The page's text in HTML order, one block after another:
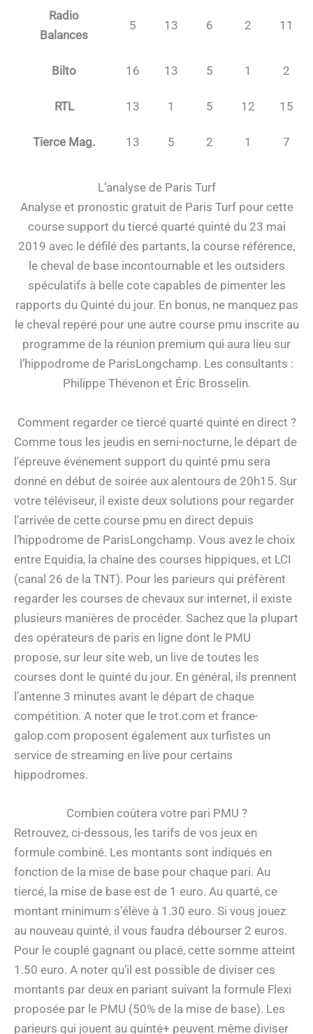
Radio
Balances
5 13 6 2 11
Bilto 16 13 5 1 2
RTL 13 1 5 12 15
Tierce Mag. 13 5 2 1 7
L’analyse de Paris Turf
Analyse et pronostic gratuit de Paris Turf pour cette
course support du tiercé quarté quinté du 23 mai
2019 avec le défilé des partants, la course référence,
le cheval de base incontournable et les outsiders
spéculatifs à belle cote capables de pimenter les
rapports du Quinté du jour. En bonus, ne manquez pas
le cheval repéré pour une autre course pmu inscrite au
programme de la réunion premium qui aura lieu sur
l’hippodrome de ParisLongchamp. Les consultants :
Philippe Thévenon et Éric Brosselin.
Comment regarder ce tiercé quarté quinté en direct ?
Comme tous les jeudis en semi-nocturne, le départ de
l’épreuve événement support du quinté pmu sera
donné en début de soirée aux alentours de 20h15. Sur
votre téléviseur, il existe deux solutions pour regarder
l’arrivée de cette course pmu en direct depuis
l’hippodrome de ParisLongchamp. Vous avez le choix
entre Equidia, la chaîne des courses hippiques, et LCI
(canal 26 de la TNT). Pour les parieurs qui préfèrent
regarder les courses de chevaux sur internet, il existe
plusieurs manières de procéder. Sachez que la plupart
des opérateurs de paris en ligne dont le PMU
propose, sur leur site web, un live de toutes les
courses dont le quinté du jour. En général, ils prennent
l’antenne 3 minutes avant le départ de chaque
compétition. A noter que le trot.com et france-
galop.com proposent également aux turfistes un
service de streaming en live pour certains
hippodromes.
Combien coûtera votre pari PMU ?
Retrouvez, ci-dessous, les tarifs de vos jeux en
formule combiné. Les montants sont indiqués en
fonction de la mise de base pour chaque pari. Au
tiercé, la mise de base est de 1 euro. Au quarté, ce
montant minimum s’élève à 1.30 euro. Si vous jouez
au nouveau quinté, il vous faudra débourser 2 euros.
Pour le couplé gagnant ou placé, cette somme atteint
1.50 euro. A noter qu’il est possible de diviser ces
montants par deux en pariant suivant la formule Flexi
proposée par le PMU (50% de la mise de base). Les
parieurs qui jouent au quinté+ peuvent même diviser